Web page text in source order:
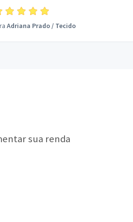
Adriana Prado/ Tecido
sua renda